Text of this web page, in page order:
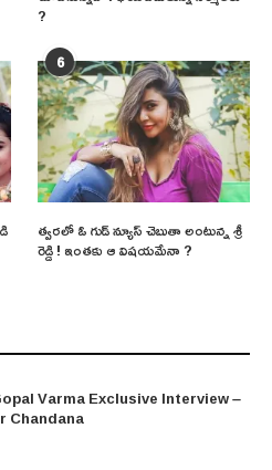
?
6
త్వరలో ఓ గుడ్ న్యూస్ చెబుతా అంటున్న శ్రీ
రెడ్డి ! ఇంతకు ఆ విషయమేనా ?
Varma Exclusive Interview –
Chandana